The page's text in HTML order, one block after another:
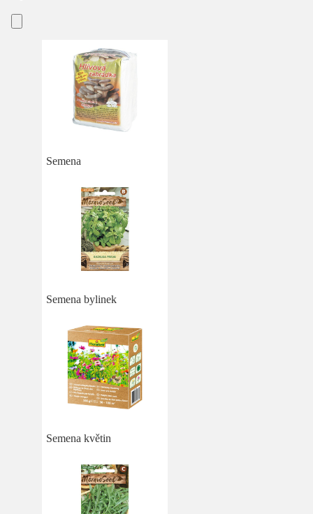
Semena
Semena bylinek
Semena květin